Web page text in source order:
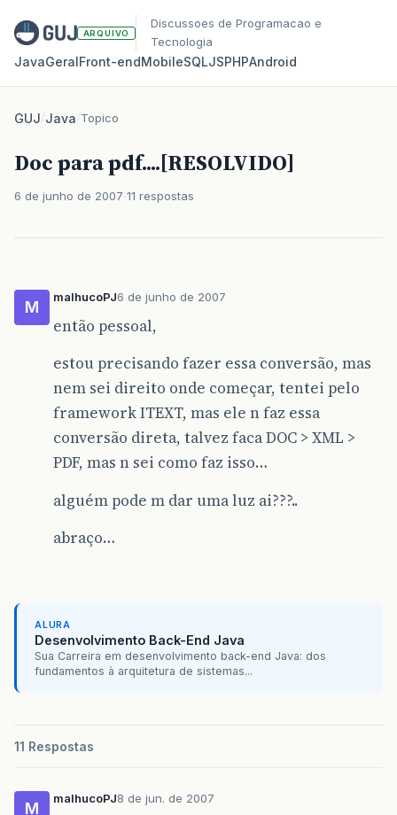
ARQUIVO
Discussoes de Programacao e
Tecnologia
JavaGeralFront‑endMobileSQLJSPHPAndroid
GUJ/Java/Topico
Doc para pdf....[RESOLVIDO]
6 de junho de 2007 11 respostas
M
malhucoPJ6 de junho de 2007
então pessoal,
estou precisando fazer essa conversão, mas
nem sei direito onde começar, tentei pelo
framework ITEXT, mas ele n faz essa
conversão direta, talvez faca DOC > XML >
PDF, mas n sei como faz isso…
alguém pode m dar uma luz ai???..
abraço…
ALURA
Desenvolvimento Back-End Java
Sua Carreira em desenvolvimento back-end Java: dos
fundamentos à arquitetura de sistemas...
11 Respostas
M
malhucoPJ8 de jun. de 2007